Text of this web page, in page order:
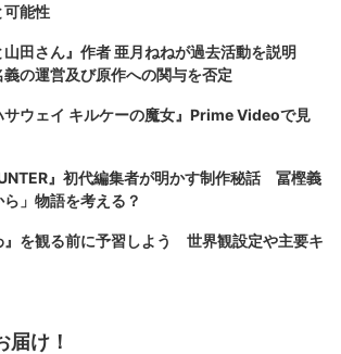
可能性
山田さん』作者 亜月ねねが過去活動を説明
義の運営及び原作への関与を否定
サウェイ キルケーの魔女』Prime Videoで見
』初代編集者が明かす制作秘話 冨樫義
」物語を考える？
』を観る前に予習しよう 世界観設定や主要キ
届け！